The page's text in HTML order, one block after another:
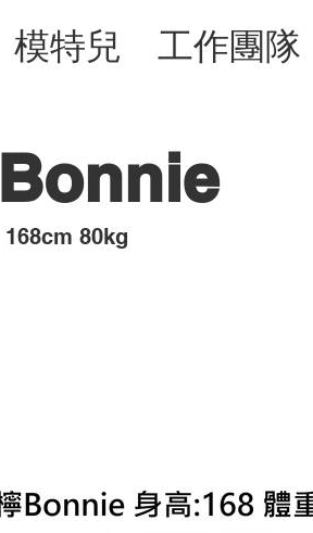
模特兒 工作團隊
Bonnie
​168cm 80kg